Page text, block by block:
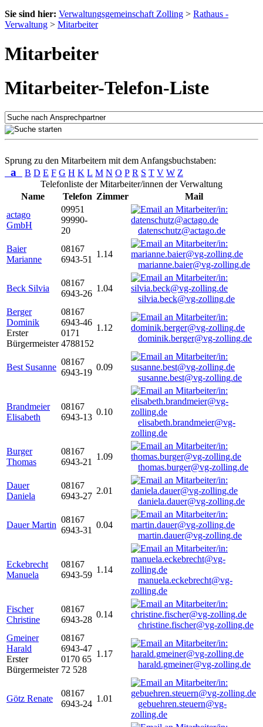
Sie sind hier: Verwaltungsgemeinschaft Zolling > Rathaus -
Verwaltung > Mitarbeiter
Mitarbeiter
Mitarbeiter-Telefon-Liste
Sprung zu den Mitarbeitern mit dem Anfangsbuchstaben:
a B D E F G H K L M N O P R S T V W Z
Telefonliste der Mitarbeiter/innen der Verwaltung
Name
Telefon Zimmer
Mail
actago
GmbH
09951
99990-
20
datenschutz@actago.de
Baier
Marianne
08167
6943-51
1.14
marianne.baier@vg-zolling.de
Beck Silvia
08167
6943-26
1.04
silvia.beck@vg-zolling.de
Berger
Dominik
Erster
Bürgermeister
08167
6943-46
0171
4788152
1.12
dominik.berger@vg-zolling.de
Best Susanne
08167
6943-19
0.09
susanne.best@vg-zolling.de
Brandmeier
Elisabeth
08167
6943-13
0.10
elisabeth.brandmeier@vg-
zolling.de
Burger
Thomas
08167
6943-21
1.09
thomas.burger@vg-zolling.de
Dauer
Daniela
08167
6943-27
2.01
daniela.dauer@vg-zolling.de
Dauer Martin
08167
6943-31
0.04
martin.dauer@vg-zolling.de
Eckebrecht
Manuela
08167
6943-59
1.14
manuela.eckebrecht@vg-
zolling.de
Fischer
Christine
08167
6943-28
0.14
christine.fischer@vg-zolling.de
Gmeiner
Harald
Erster
Bürgermeister
08167
6943-47
0170 65
72 528
1.17
harald.gmeiner@vg-zolling.de
Götz Renate
08167
6943-24
1.01
gebuehren.steuern@vg-
zolling.de